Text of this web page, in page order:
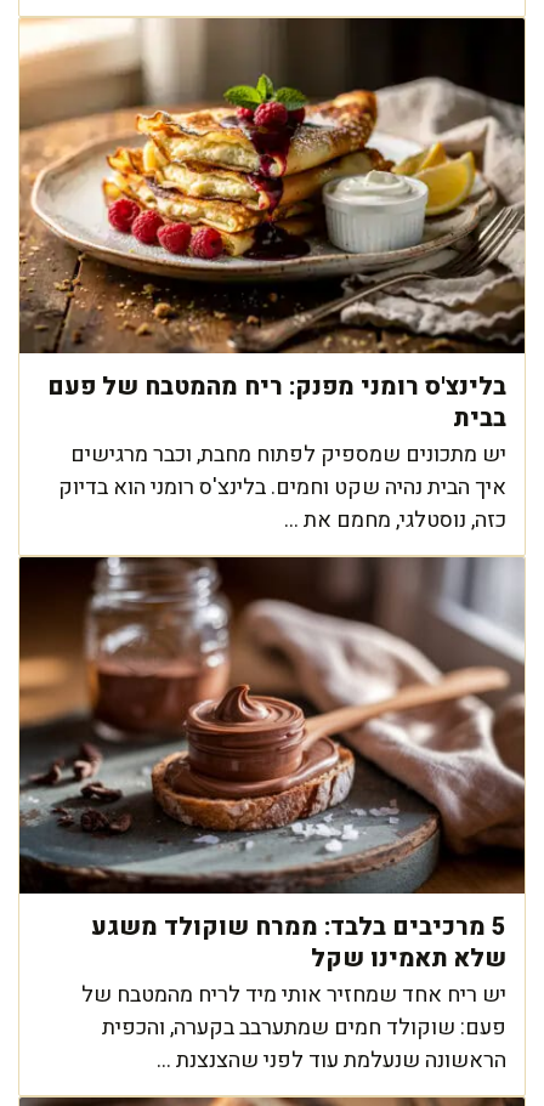
בלינצ'ס רומני מפנק: ריח מהמטבח של פעם
בבית
יש מתכונים שמספיק לפתוח מחבת, וכבר מרגישים
איך הבית נהיה שקט וחמים. בלינצ'ס רומני הוא בדיוק
כזה, נוסטלגי, מחמם את ...
5 מרכיבים בלבד: ממרח שוקולד משגע
שלא תאמינו שקל
יש ריח אחד שמחזיר אותי מיד לריח מהמטבח של
פעם: שוקולד חמים שמתערבב בקערה, והכפית
הראשונה שנעלמת עוד לפני שהצנצנת ...